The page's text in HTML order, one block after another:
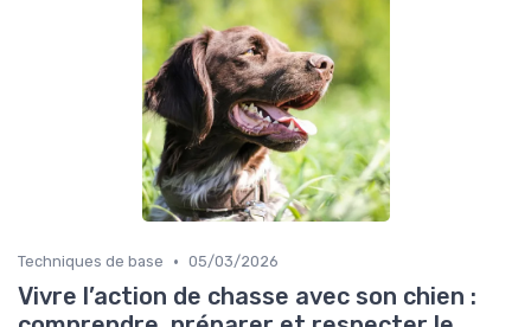
Techniques de base • 05/03/2026
Vivre l’action de chasse avec son chien :